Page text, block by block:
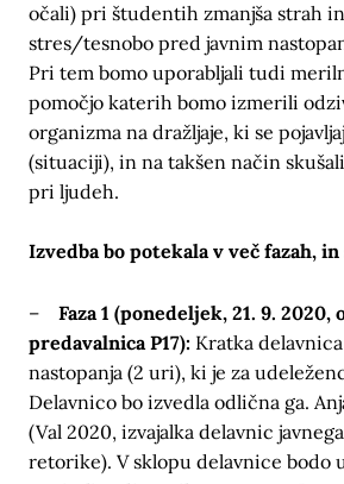
očali) pri študentih zmanjša strah
stres/tesnobo pred javnim
Pri tem bomo uporabljali tudi
pomočjo katerih bomo izmerili
organizma na dražljaje, ki se
(situaciji), in na takšen način
pri ljudeh.
Izvedba bo potekala v več fazah,
–
Faza 1 (ponedeljek, 21. 9. 2020,
predavalnica P17): Kratka
nastopanja (2 uri), ki je za
Delavnico bo izvedla odlična ga.
(Val 2020, izvajalka delavnic
retorike). V sklopu delavnice bodo